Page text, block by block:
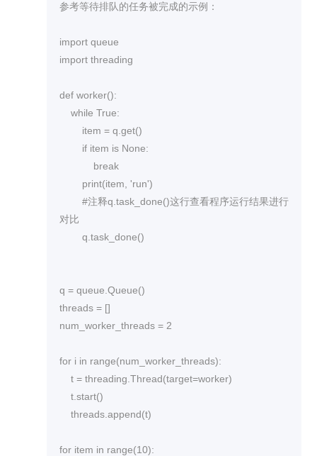
参考等待排队的任务被完成的示例：
import queue
import threading
def worker():
对比
q = queue.Queue()
threads = []
num_worker_threads = 2
for i in range(num_worker_threads):
for item in range(10):